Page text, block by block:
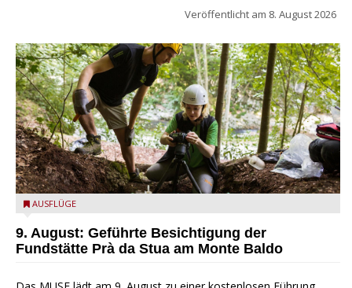
Veröffentlicht am 8. August 2026
die archäologische Fundstätte Riparo Prà da Stua am Monte
AUSFLÜGE
9. August: Geführte Besichtigung der
Fundstätte Prà da Stua am Monte Baldo